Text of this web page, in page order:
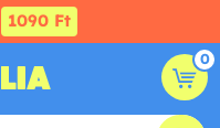
1090 Ft
0